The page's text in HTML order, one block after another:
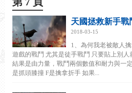
天國拯救新手戰
2018-03-15
1、為何我老被敵人
遊戲的戰鬥 尤其是徒手戰鬥 只要貼上別
結果是由力量，戰鬥兩個數值和耐力與一
是抓頭膝撞 F是擒拿折手 如果...